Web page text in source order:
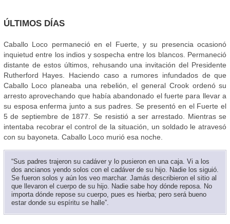
ÚLTIMOS DÍAS
Caballo Loco permaneció en el Fuerte, y su presencia ocasionó
inquietud entre los indios y sospecha entre los blancos. Permaneció
distante de estos últimos, rehusando una invitación del Presidente
Rutherford Hayes. Haciendo caso a rumores infundados de que
Caballo Loco planeaba una rebelión, el general Crook ordenó su
arresto aprovechando que había abandonado el fuerte para llevar a
su esposa enferma junto a sus padres. Se presentó en el Fuerte el
5 de septiembre de 1877. Se resistió a ser arrestado. Mientras se
intentaba recobrar el control de la situación, un soldado le atravesó
con su bayoneta. Caballo Loco murió esa noche.
“Sus padres trajeron su cadáver y lo pusieron en una caja. Vi a los
dos ancianos yendo solos con el cadáver de su hijo. Nadie los siguió.
Se fueron solos y aún los veo marchar. Jamás describieron el sitio al
que llevaron el cuerpo de su hijo. Nadie sabe hoy dónde reposa. No
importa dónde repose su cuerpo, pues es hierba; pero será bueno
estar donde su espíritu se halle”.